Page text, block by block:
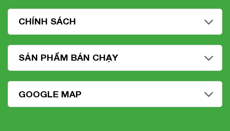
CHÍNH SÁCH
SẢN PHẨM BÁN CHẠY
GOOGLE MAP